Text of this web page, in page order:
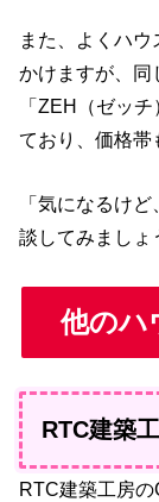
また、よくハ
かけますが、同
「ZEH（ゼッ
ており、価格帯
「気になるけ
談してみましょ
他のハ
RTC建築
RTC建築工房の